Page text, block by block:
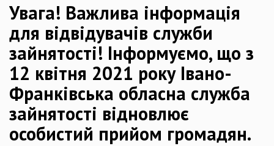
Увага! Важлива інформація
для відвідувачів служби
зайнятості! Інформуємо, що з
12 квітня 2021 року Івано-
Франківська обласна служба
зайнятості відновлює
особистий прийом громадян.